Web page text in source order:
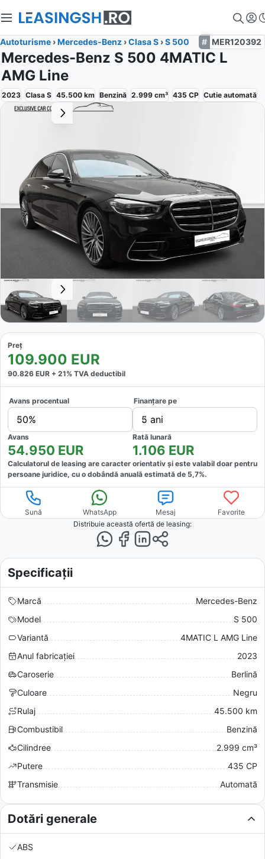
Autoturisme ›Mercedes-Benz ›Clasa S ›S 500 MER120392
Mercedes-Benz S 500 4MATIC L
AMG Line
2023 Clasa S 45.500 km Benzină 2.999 cm³ 435 CP Cutie automată
Preț
109.900 EUR
90.826 EUR + 21% TVA deductibil
Avans procentual
50%
Finanțare pe
5 ani
Avans
54.950 EUR
Rată lunară
1.106 EUR
Calculatorul de leasing are caracter orientativ și este valabil doar pentru
persoane juridice, cu o dobândă anuală estimată de 5,7%.
Sună WhatsApp Mesaj
Favorite
Distribuie această ofertă de leasing:
Specificații
Marcă
Mercedes-Benz
Model
S 500
Variantă
4MATIC L AMG Line
Anul fabricației
2023
Caroserie
Berlină
Culoare
Negru
Rulaj
45.500 km
Combustibil
Benzină
Cilindree
2.999 cm³
Putere
435 CP
Transmisie
Automată
Dotări generale
ABS